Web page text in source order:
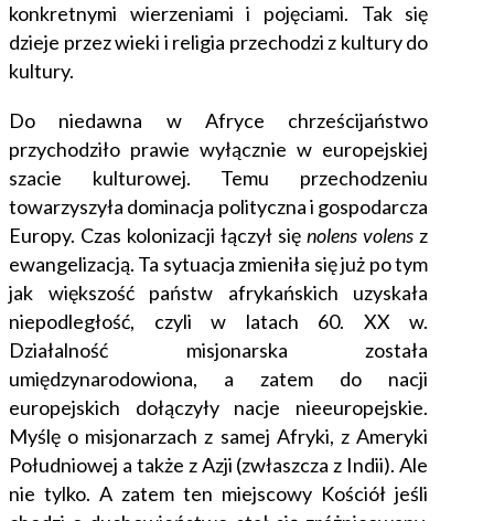
konkretnymi wierzeniami i pojęciami. Tak się
dzieje przez wieki i religia przechodzi z kultury do
kultury.
Do niedawna w Afryce chrześcijaństwo
przychodziło prawie wyłącznie w europejskiej
szacie kulturowej. Temu przechodzeniu
towarzyszyła dominacja polityczna i gospodarcza
Europy. Czas kolonizacji łączył sięnolens volens z
ewangelizacją. Ta sytuacja zmieniła się już po tym
jak większość państw afrykańskich uzyskała
niepodległość, czyli w latach 60. XX w.
Działalność misjonarska została
umiędzynarodowiona, a zatem do nacji
europejskich dołączyły nacje nieeuropejskie.
Myślę o misjonarzach z samej Afryki, z Ameryki
Południowej a także z Azji (zwłaszcza z Indii). Ale
nie tylko. A zatem ten miejscowy Kościół jeśli